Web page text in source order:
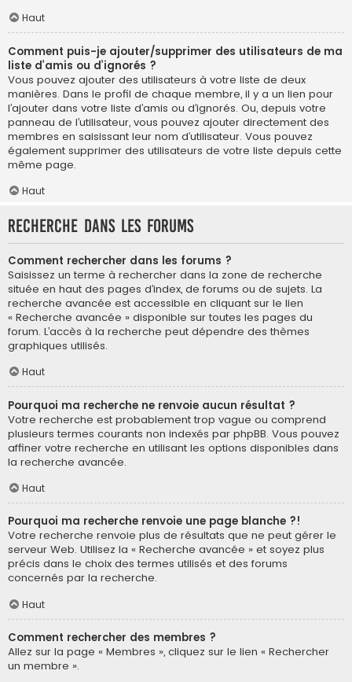
Haut
Comment puis-je ajouter/supprimer des utilisateurs de ma
liste d’amis ou d’ignorés ?
Vous pouvez ajouter des utilisateurs à votre liste de deux
manières. Dans le profil de chaque membre, il y a un lien pour
l’ajouter dans votre liste d’amis ou d’ignorés. Ou, depuis votre
panneau de l’utilisateur, vous pouvez ajouter directement des
membres en saisissant leur nom d’utilisateur. Vous pouvez
également supprimer des utilisateurs de votre liste depuis cette
même page.
Haut
Recherche dans les forums
Comment rechercher dans les forums ?
Saisissez un terme à rechercher dans la zone de recherche
située en haut des pages d’index, de forums ou de sujets. La
recherche avancée est accessible en cliquant sur le lien
« Recherche avancée » disponible sur toutes les pages du
forum. L’accès à la recherche peut dépendre des thèmes
graphiques utilisés.
Haut
Pourquoi ma recherche ne renvoie aucun résultat ?
Votre recherche est probablement trop vague ou comprend
plusieurs termes courants non indexés par phpBB. Vous pouvez
affiner votre recherche en utilisant les options disponibles dans
la recherche avancée.
Haut
Pourquoi ma recherche renvoie une page blanche ?!
Votre recherche renvoie plus de résultats que ne peut gérer le
serveur Web. Utilisez la « Recherche avancée » et soyez plus
précis dans le choix des termes utilisés et des forums
concernés par la recherche.
Haut
Comment rechercher des membres ?
Allez sur la page « Membres », cliquez sur le lien « Rechercher
un membre ».